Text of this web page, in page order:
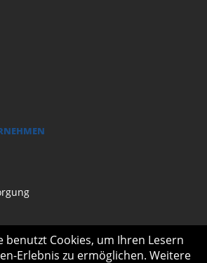
benutzt Cookies, um Ihren Lesern
Erlebnis zu ermöglichen. Weitere